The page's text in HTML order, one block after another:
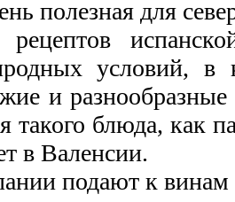
полезная для
рецептов
условий, в
и
такого блюда, как
в Валенсии.
подают к